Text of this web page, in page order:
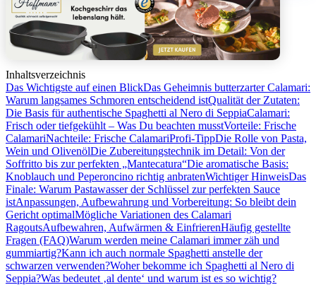
Inhaltsverzeichnis
Das Wichtigste auf einen BlickDas Geheimnis butterzarter Calamari:
Warum langsames Schmoren entscheidend istQualität der Zutaten:
Die Basis für authentische Spaghetti al Nero di SeppiaCalamari:
Frisch oder tiefgekühlt – Was Du beachten musstVorteile: Frische
CalamariNachteile: Frische CalamariProfi-TippDie Rolle von Pasta,
Wein und OlivenölDie Zubereitungstechnik im Detail: Von der
Soffritto bis zur perfekten „Mantecatura“Die aromatische Basis:
Knoblauch und Peperoncino richtig anbratenWichtiger HinweisDas
Finale: Warum Pastawasser der Schlüssel zur perfekten Sauce
istAnpassungen, Aufbewahrung und Vorbereitung: So bleibt dein
Gericht optimalMögliche Variationen des Calamari
RagoutsAufbewahren, Aufwärmen & EinfrierenHäufig gestellte
Fragen (FAQ)Warum werden meine Calamari immer zäh und
gummiartig?Kann ich auch normale Spaghetti anstelle der
schwarzen verwenden?Woher bekomme ich Spaghetti al Nero di
Seppia?Was bedeutet ‚al dente‘ und warum ist es so wichtig?